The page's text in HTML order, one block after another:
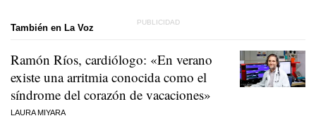
También en La Voz
Ramón Ríos, cardiólogo: «En verano
existe una arritmia conocida como el
síndrome del corazón de vacaciones»
LAURA MIYARA